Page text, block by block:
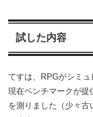
試した内容
てすは、RPGがシミュ
現在ベンチマークが提
を測りました（少々古